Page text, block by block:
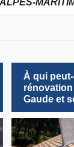
GOUTTIÈRES
À qui
Gaude et